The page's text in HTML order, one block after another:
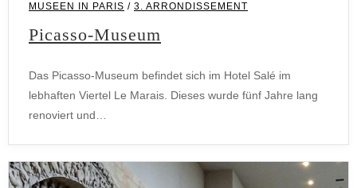
MUSEEN IN PARIS / 3. ARRONDISSEMENT
Picasso-Museum
Das Picasso-Museum befindet sich im Hotel Salé im
lebhaften Viertel Le Marais. Dieses wurde fünf Jahre lang
renoviert und…